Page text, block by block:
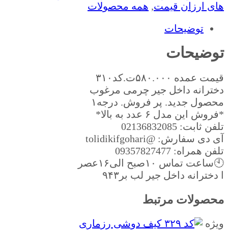
بود.
است.
های ارزان قیمت, همه محصولات
توضیحات
توضیحات
قیمت عمده ۵۸۰.۰۰۰ت.کد۳۱۰
دخترانه داخل جیر چرمی مرغوب
محصول جدید. پر فروش. درجه۱
*فروش این مدل ۶ عدد به بالا*
تلفن ثابت: 02136832085
آی دی سفارش: @tolidikifgohari
تلفن همراه: 09357827477
🕙ساعت تماس ١٠صبح الى۱۶عصر
ا دخترانه داخل جیر لب بر۹۴۳
محصولات مرتبط
ویژه